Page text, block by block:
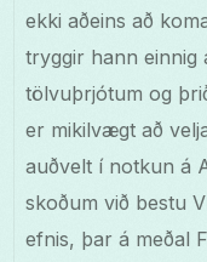
ekki aðeins að
tryggir hann einnig
tölvuþrjótum og
er mikilvægt að
auðvelt í notkun á
skoðum við bestu
efnis, þar á meðal